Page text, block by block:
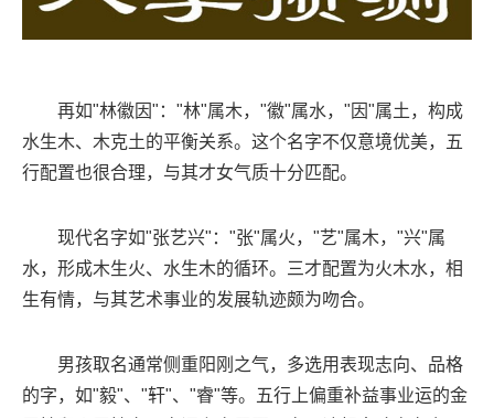
再如"林徽因"："林"属木，"徽"属水，"因"属土，构成
水生木、木克土的平衡关系。这个名字不仅意境优美，五
行配置也很合理，与其才女气质十分匹配。
现代名字如"张艺兴"："张"属火，"艺"属木，"兴"属
水，形成木生火、水生木的循环。三才配置为火木水，相
生有情，与其艺术事业的发展轨迹颇为吻合。
男孩取名通常侧重阳刚之气，多选用表现志向、品格
的字，如"毅"、"轩"、"睿"等。五行上偏重补益事业运的金